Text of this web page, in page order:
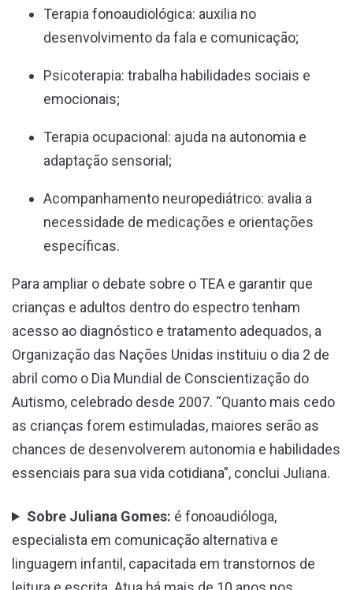
Terapia fonoaudiológica: auxilia no
desenvolvimento da fala e comunicação;
Psicoterapia: trabalha habilidades sociais e
emocionais;
Terapia ocupacional: ajuda na autonomia e
adaptação sensorial;
Acompanhamento neuropediátrico: avalia a
necessidade de medicações e orientações
específicas.
Para ampliar o debate sobre o TEA e garantir que
crianças e adultos dentro do espectro tenham
acesso ao diagnóstico e tratamento adequados, a
Organização das Nações Unidas instituiu o dia 2 de
abril como o Dia Mundial de Conscientização do
Autismo, celebrado desde 2007. “Quanto mais cedo
as crianças forem estimuladas, maiores serão as
chances de desenvolverem autonomia e habilidades
essenciais para sua vida cotidiana”, conclui Juliana.
Sobre Juliana Gomes: é fonoaudióloga,
especialista em comunicação alternativa e
linguagem infantil, capacitada em transtornos de